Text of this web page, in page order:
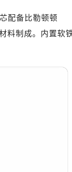
）
配备比勒顿顿
料制成。内置软